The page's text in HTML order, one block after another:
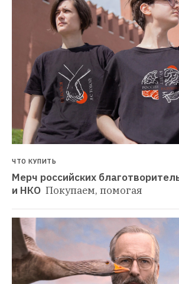
ЧТО КУПИТЬ
Мерч российских
и НКО Покупаем, помогая